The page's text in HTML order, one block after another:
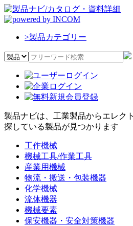
>製品カテゴリー
製品ナビは、工業製品からエレク
探している製品が見つかります
工作機械
機械工具/作業工具
産業用機械
物流・搬送・包装機器
化学機械
流体機器
機械要素
保安機器・安全対策機器